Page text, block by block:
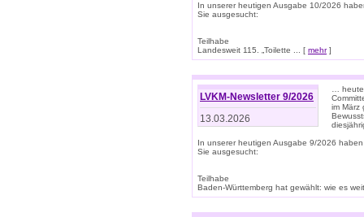
In unserer heutigen Ausgabe 10/2026
Sie ausgesucht:
Teilhabe
Landesweit 115. „Toilette ... [ mehr]
LVKM-Newsletter 9/2026
13.03.2026
…
im März
In unserer heutigen Ausgabe 9/2026
Sie ausgesucht:
Teilhabe
Baden-Württemberg hat gewählt: wie es